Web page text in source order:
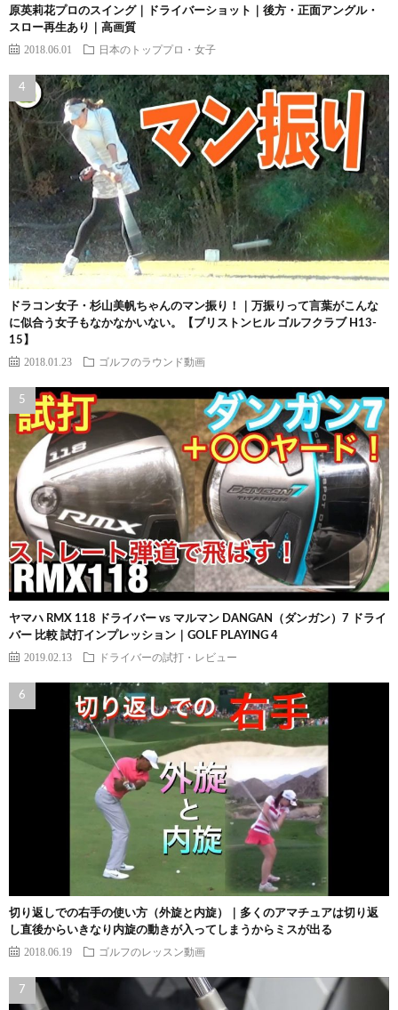
原英莉花プロのスイング｜ドライバーショット｜後方・正面アングル・
スロー再生あり｜高画質
2018.06.01 日本のトッププロ・女子
ドラコン女子・杉山美帆ちゃんのマン振り！｜万振りって言葉がこんな
に似合う女子もなかなかいない。【ブリストンヒル ゴルフクラブ H13-
15】
2018.01.23 ゴルフのラウンド動画
ヤマハ RMX 118 ドライバー vs マルマン DANGAN（ダンガン）7 ドライ
バー 比較 試打インプレッション｜GOLF PLAYING 4
2019.02.13 ドライバーの試打・レビュー
切り返しでの右手の使い方（外旋と内旋）｜多くのアマチュアは切り返
し直後からいきなり内旋の動きが入ってしまうからミスが出る
2018.06.19 ゴルフのレッスン動画